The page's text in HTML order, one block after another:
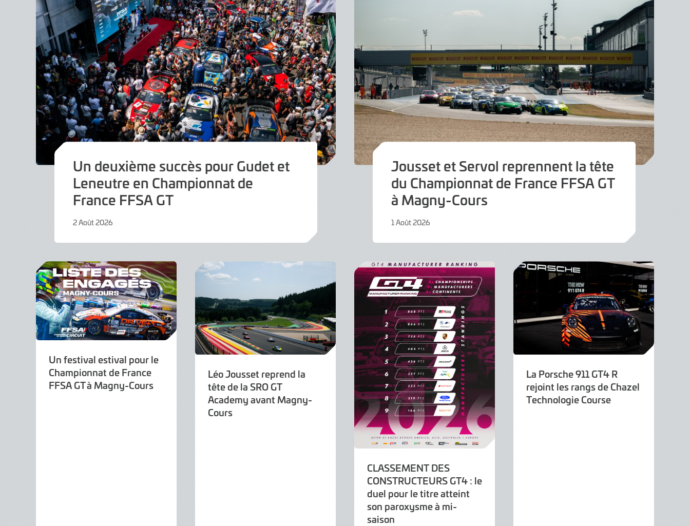
Un deuxième succès pour Gudet et
Leneutre en Championnat de
France FFSA GT
2 Août 2026
2026
Jousset et Servol reprennent la tête
du Championnat de France FFSA GT
à Magny-Cours
1 Août 2026
2026
Un festival estival pour le
Championnat de France
FFSA GT à Magny-Cours
Léo Jousset reprend la
tête de la SRO GT
Academy avant Magny-
Cours
CLASSEMENT DES
CONSTRUCTEURS GT4 : le
duel pour le titre atteint
son paroxysme à mi-
saison
La Porsche 911 GT4 R
rejoint les rangs de Chazel
Technologie Course